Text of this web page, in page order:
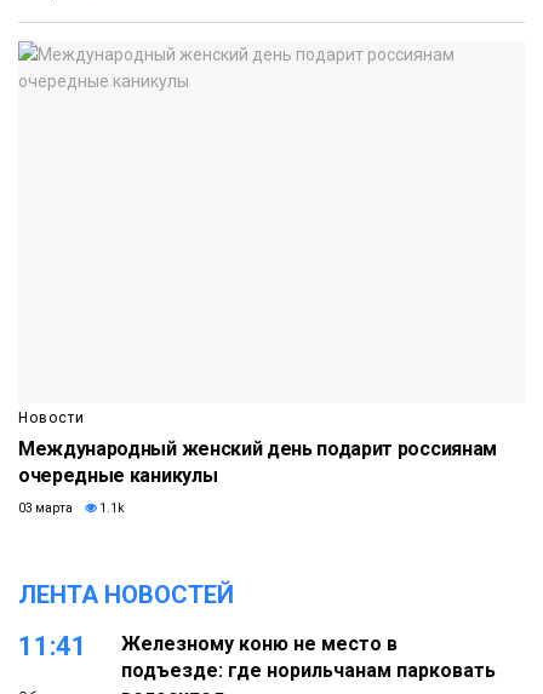
Новости
Международный женский день подарит россиянам
очередные каникулы
03 марта 1.1k
ЛЕНТА НОВОСТЕЙ
11:41
Железному коню не место в
подъезде: где норильчанам парковать